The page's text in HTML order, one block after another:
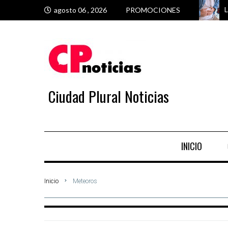
agosto 06 , 2026 PROMOCIONES
Ciudad Plural Noticias
INICIO
Inicio Meteoros